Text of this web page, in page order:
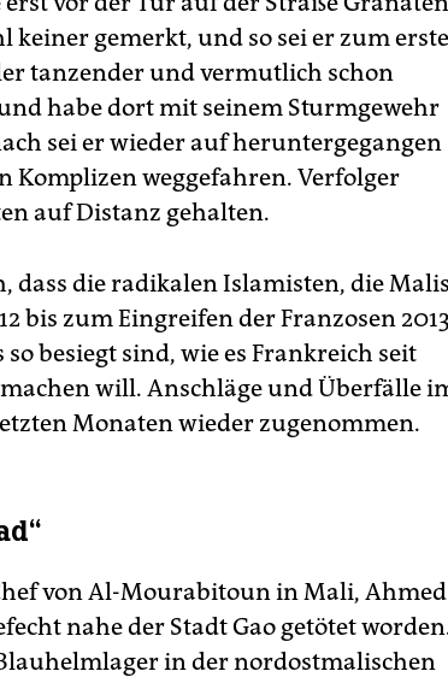
keiner gemerkt, und so sei er zum
tanzender und vermutlich schon
habe dort mit seinem Sturmgewehr
sei er wieder auf heruntergegangen
Komplizen weggefahren. Verfolger
auf Distanz gehalten.
dass die radikalen Islamisten, die Malis
bis zum Eingreifen der Franzosen 2013
besiegt sind, wie es Frankreich seit
will. Anschläge und Überfälle
Monaten wieder zugenommen.
von Al-Mourabitoun in Mali, Ahmed
nahe der Stadt Gao getötet
in der nordostmalischen